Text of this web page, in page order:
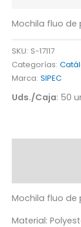
Mochila fluo de
SKU: S-17117
Categorías:
Marca: SIPEC
Uds./Caja: 50
Mochila fluo de
Material: